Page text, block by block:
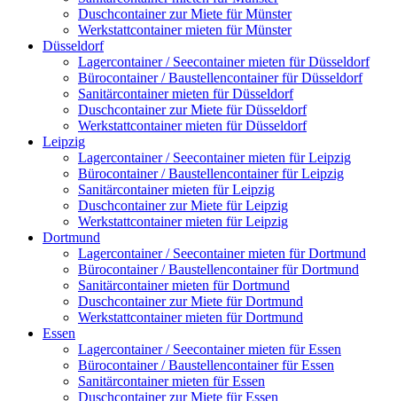
Duschcontainer zur Miete für Münster
Werkstattcontainer mieten für Münster
Düsseldorf
Lagercontainer / Seecontainer mieten für Düsseldorf
Bürocontainer / Baustellencontainer für Düsseldorf
Sanitärcontainer mieten für Düsseldorf
Duschcontainer zur Miete für Düsseldorf
Werkstattcontainer mieten für Düsseldorf
Leipzig
Lagercontainer / Seecontainer mieten für Leipzig
Bürocontainer / Baustellencontainer für Leipzig
Sanitärcontainer mieten für Leipzig
Duschcontainer zur Miete für Leipzig
Werkstattcontainer mieten für Leipzig
Dortmund
Lagercontainer / Seecontainer mieten für Dortmund
Bürocontainer / Baustellencontainer für Dortmund
Sanitärcontainer mieten für Dortmund
Duschcontainer zur Miete für Dortmund
Werkstattcontainer mieten für Dortmund
Essen
Lagercontainer / Seecontainer mieten für Essen
Bürocontainer / Baustellencontainer für Essen
Sanitärcontainer mieten für Essen
Duschcontainer zur Miete für Essen